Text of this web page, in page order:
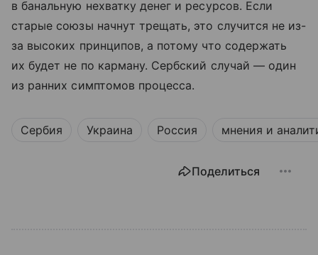
в банальную нехватку денег и ресурсов. Если
старые союзы начнут трещать, это случится не из-
за высоких принципов, а потому что содержать
их будет не по карману. Сербский случай — один
из ранних симптомов процесса.
Сербия Украина Россия мнения и
Поделиться